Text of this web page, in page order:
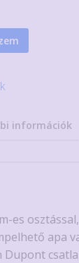
információk
es
apa
Dupont